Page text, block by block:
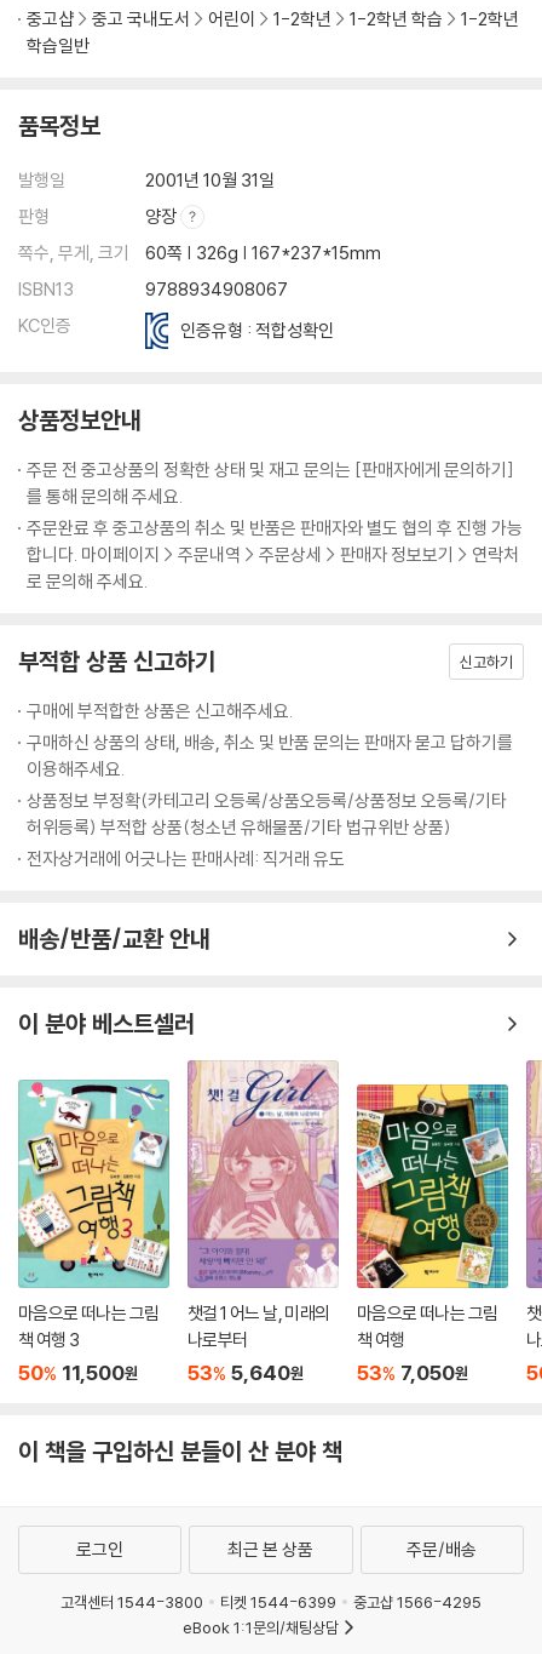
중고샵
중고 국내도서 어린이 1-2학년 1-2학년 학습
1-2학년
학습일반
품목정보
발행일
2001년 10월 31일
판형
양장
쪽수, 무게, 크기
60쪽 | 326g | 167*237*15mm
ISBN13
9788934908067
KC인증
인증유형 : 적합성확인
상품정보안내
주문 전 중고상품의 정확한 상태 및 재고 문의는 [판매자에게 문의하기]
를 통해 문의해 주세요.
주문완료 후 중고상품의 취소 및 반품은 판매자와 별도 협의 후 진행 가능
합니다. 마이페이지 > 주문내역 > 주문상세 > 판매자 정보보기 > 연락처
로 문의해 주세요.
부적합 상품 신고하기 신고하기
구매에 부적합한 상품은 신고해주세요.
구매하신 상품의 상태, 배송, 취소 및 반품 문의는 판매자 묻고 답하기를
이용해주세요.
상품정보 부정확(카테고리 오등록/상품오등록/상품정보 오등록/기타
허위등록) 부적합 상품(청소년 유해물품/기타 법규위반 상품)
전자상거래에 어긋나는 판매사례: 직거래 유도
배송/반품/교환 안내
이 분야 베스트셀러
마음으로 떠나는 그림
책 여행 3
50% 11,500원
챗걸 1 어느 날, 미래의
나로부터
53% 5,640원
마음으로 떠나는 그림
책 여행
53% 7,050원
이 책을 구입하신 분들이 산 분야 책
로그인 최근 본 상품 주문/배송
고객센터 1544-3800 티켓 1544-6399
중고샵 1566-4295
eBook 1:1문의/채팅상담